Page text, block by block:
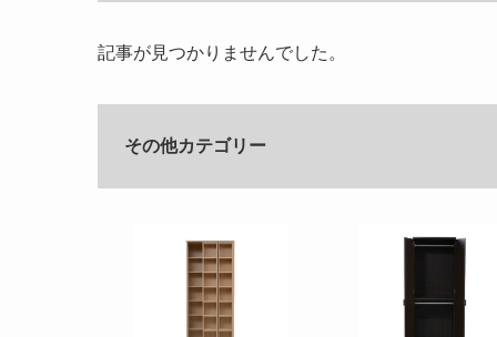
記事が見つかりませんでした。
その他カテゴリー